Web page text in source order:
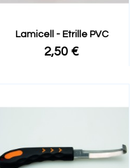
Lamicell - Etrille PVC
2,50 €